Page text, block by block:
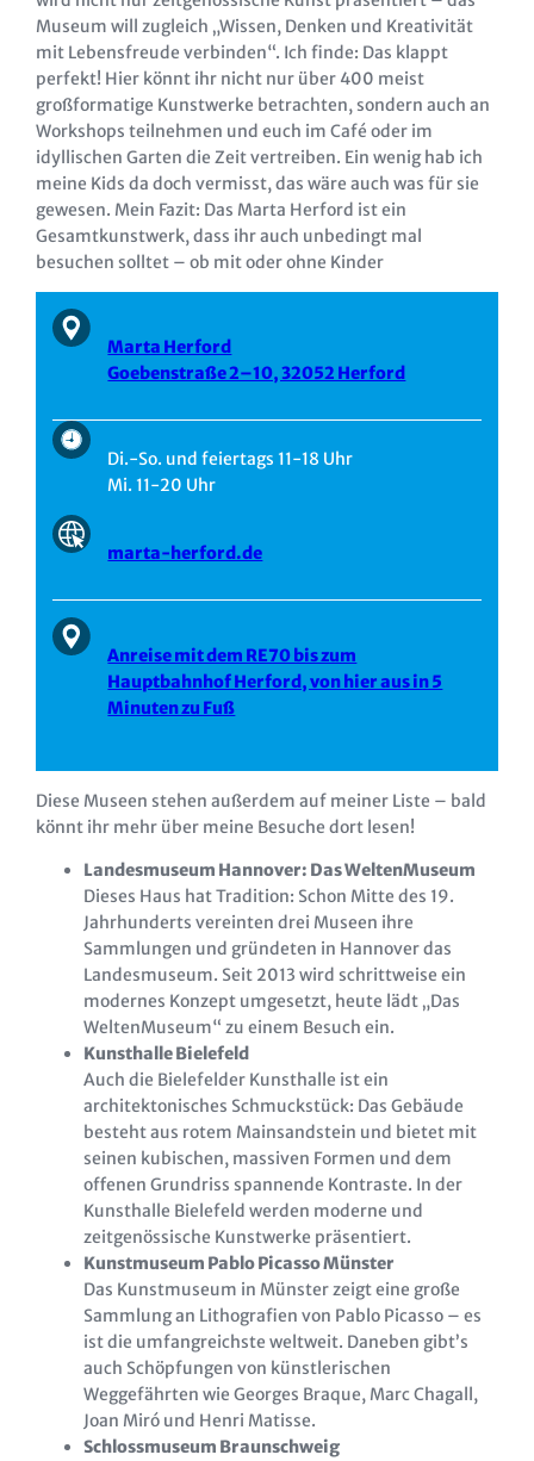
Museum will zugleich „Wissen, Denken und Kreativität
mit Lebensfreude verbinden“. Ich finde: Das klappt
perfekt! Hier könnt ihr nicht nur über 400 meist
großformatige Kunstwerke betrachten, sondern auch an
Workshops teilnehmen und euch im Café oder im
idyllischen Garten die Zeit vertreiben. Ein wenig hab ich
meine Kids da doch vermisst, das wäre auch was für sie
gewesen. Mein Fazit: Das Marta Herford ist ein
Gesamtkunstwerk, dass ihr auch unbedingt mal
besuchen solltet – ob mit oder ohne Kinder
Marta Herford
Goebenstraße 2–10, 32052 Herford
Di.-So. und feiertags 11-18 Uhr
Mi. 11-20 Uhr
marta-herford.de
Anreise mit dem RE70 bis zum
Hauptbahnhof Herford, von hier aus in 5
Minuten zu Fuß
Diese Museen stehen außerdem auf meiner Liste – bald
könnt ihr mehr über meine Besuche dort lesen!
Landesmuseum Hannover: Das WeltenMuseum
Dieses Haus hat Tradition: Schon Mitte des 19.
Jahrhunderts vereinten drei Museen ihre
Sammlungen und gründeten in Hannover das
Landesmuseum. Seit 2013 wird schrittweise ein
modernes Konzept umgesetzt, heute lädt „Das
WeltenMuseum“ zu einem Besuch ein.
Kunsthalle Bielefeld
Auch die Bielefelder Kunsthalle ist ein
architektonisches Schmuckstück: Das Gebäude
besteht aus rotem Mainsandstein und bietet mit
seinen kubischen, massiven Formen und dem
offenen Grundriss spannende Kontraste. In der
Kunsthalle Bielefeld werden moderne und
zeitgenössische Kunstwerke präsentiert.
Kunstmuseum Pablo Picasso Münster
Das Kunstmuseum in Münster zeigt eine große
Sammlung an Lithografien von Pablo Picasso – es
ist die umfangreichste weltweit. Daneben gibt’s
auch Schöpfungen von künstlerischen
Weggefährten wie Georges Braque, Marc Chagall,
Joan Miró und Henri Matisse.
Schlossmuseum Braunschweig